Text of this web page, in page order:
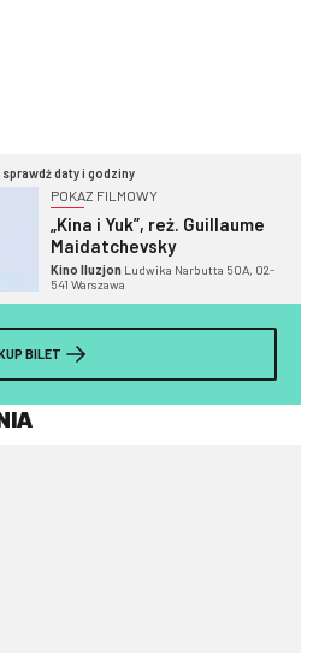
sprawdź daty i godziny
POKAZ FILMOWY
„Kina i Yuk”, reż. Guillaume
Maidatchevsky
Kino Iluzjon Ludwika Narbutta 50A, 02-
541 Warszawa
BILET